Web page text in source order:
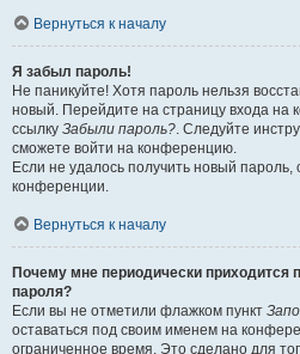
Вернуться к началу
Я забыл пароль!
Не паникуйте! Хотя пароль нельзя
новый. Перейдите на страницу входа
ссылку Забыли пароль?. Следуйте
сможете войти на конференцию.
Если не удалось получить новый
конференции.
Вернуться к началу
Почему мне периодически приходится
пароля?
Если вы не отметили флажком пункт
оставаться под своим именем на
ограниченное время. Это сделано для